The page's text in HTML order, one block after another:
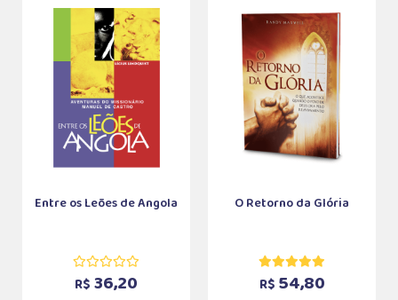
Entre os Leões de Angola
R$ 36,20
O Retorno da Glória
R$ 54,80